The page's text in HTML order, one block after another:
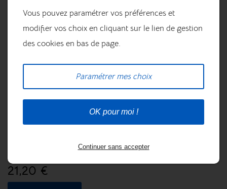
Laisser sécher 10 à 15 secondes avant de reposer le sabot au
sol. Renouveler l’application tout les jours jusqu’à
amélioration, puis 1 à 2 fois par semaine.
Précautions d’usage : USAGE EXTERNE. BIEN AGITER
AVANT EMPLOI. Peut provoquer une réaction allergique.
Formulé pour les équidés. Bien refermer après usage.
Conserver dans un endroit frais et sec. Tenir hors de portée
des enfants. Tenir à l’écart de toute source de chaleur ou
d’inflammation. Éliminer le contenu/récipient conformément
21,20 €
Vous pouvez paramétrer vos préférences et
modifier vos choix en cliquant sur le lien de gestion
des cookies en bas de page.
Paramétrer mes choix
OK pour moi !
Continuer sans accepter